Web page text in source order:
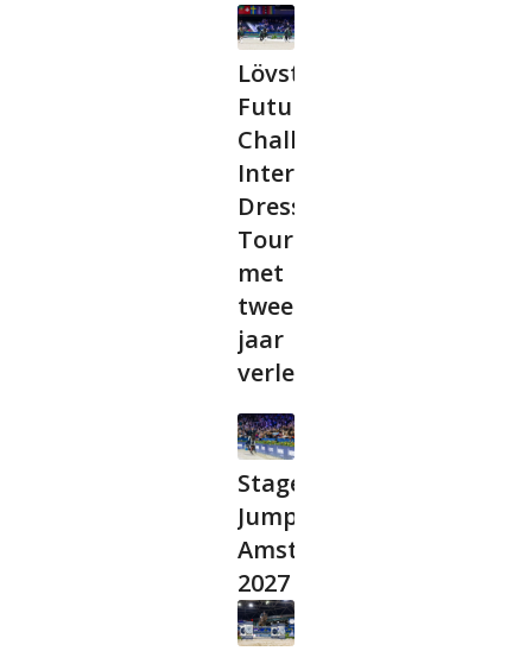
Lövsta
Future
Challenge
International
Dressage
Tour
met
twee
jaar
verlengd
Stagelopen bij
Jumping
Amsterdam
2027